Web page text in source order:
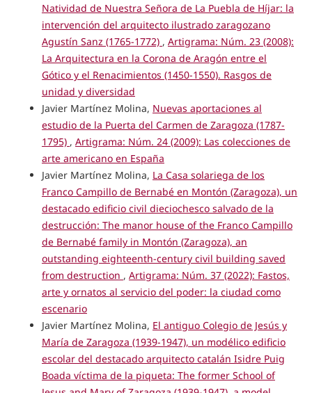
Natividad de Nuestra Señora de La Puebla de Híjar: la
intervención del arquitecto ilustrado zaragozano
Agustín Sanz (1765-1772) , Artigrama: Núm. 23 (2008):
La Arquitectura en la Corona de Aragón entre el
Gótico y el Renacimientos (1450-1550). Rasgos de
unidad y diversidad
Javier Martínez Molina, Nuevas aportaciones al
estudio de la Puerta del Carmen de Zaragoza (1787-
1795) , Artigrama: Núm. 24 (2009): Las colecciones de
arte americano en España
Javier Martínez Molina, La Casa solariega de los
Franco Campillo de Bernabé en Montón (Zaragoza), un
destacado edificio civil dieciochesco salvado de la
destrucción: The manor house of the Franco Campillo
de Bernabé family in Montón (Zaragoza), an
outstanding eighteenth-century civil building saved
from destruction , Artigrama: Núm. 37 (2022): Fastos,
arte y ornatos al servicio del poder: la ciudad como
escenario
Javier Martínez Molina, El antiguo Colegio de Jesús y
María de Zaragoza (1939-1947), un modélico edificio
escolar del destacado arquitecto catalán Isidre Puig
Boada víctima de la piqueta: The former School of